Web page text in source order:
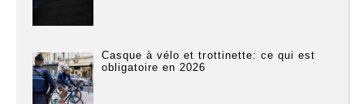
Casque à vélo et trottinette: ce qui est
obligatoire en 2026